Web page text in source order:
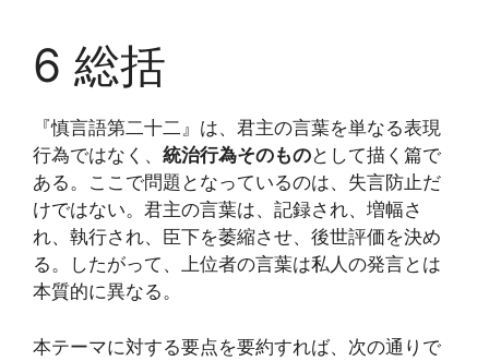
6 総括
『慎言語第二十二』は、君主の言葉を単なる表現
行為ではなく、 統治行為そのものとして描く篇で
ある。ここで問題となっているのは、失言防止だ
けではない。君主の言葉は、記録され、増幅さ
れ、執行され、臣下を萎縮させ、後世評価を決め
る。したがって、上位者の言葉は私人の発言とは
本質的に異なる。
本テーマに対する要点を要約すれば、次の通りで